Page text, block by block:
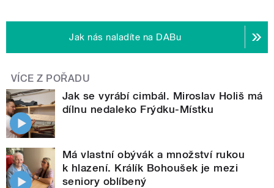
Jak nás naladíte na DABu
VÍCE Z POŘADU
Jak se vyrábí cimbál. Miroslav Holiš má
dílnu nedaleko Frýdku-Místku
Má vlastní obývák a množství rukou
k hlazení. Králík Bohoušek je mezi
seniory oblíbený